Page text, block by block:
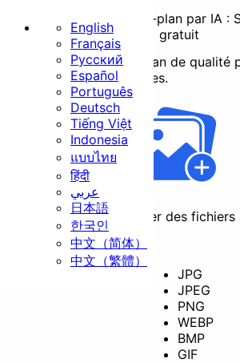
Accueil
Redimensionner
Suppresseur d'arrière-plan par IA :
gratuit
Suppression d'arrière-plan de qualité
sans charger vos données.
Cliquez pour sélectionner des
déposez-les ici
JPG
JPEG
PNG
WEBP
BMP
GIF
English
Français
Русский
Español
Português
Deutsch
Tiếng Việt
Indonesia
แบบไทย
हिंदी
عربي
日本語
한국인
中文（简体）
中文（繁體）